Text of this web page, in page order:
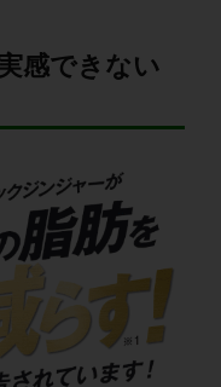
感できない